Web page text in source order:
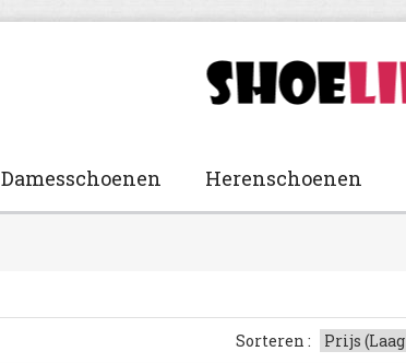
Damesschoenen Herenschoenen
Sorteren :